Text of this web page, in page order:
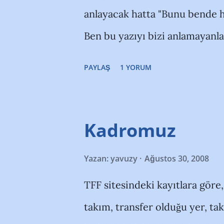
anlayacak hatta "Bunu
Ben bu yazıyı bizi
Her sene adı "Süper Lig"
yukarı hepsinin birden fazla
Nerdeyse hepsinin birer
durumu içler acısı!!! Peki
PAYLAŞ 1 YORUM
Kadromuz
Yazan:yavuzy Ağustos 30, 2008
TFF sitesindeki kayıtlara
takım, transfer olduğu yer,